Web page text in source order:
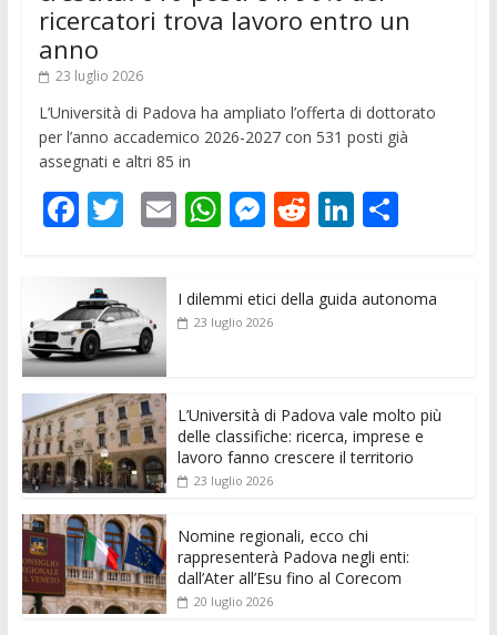
ricercatori trova lavoro entro un
anno
23 luglio 2026
L’Università di Padova ha ampliato l’offerta di dottorato
per l’anno accademico 2026-2027 con 531 posti già
assegnati e altri 85 in
F
e
b
o
o
k
T
itt
er
E
ai
l
W
s
p
M
ss
e
er
R
di
Li
e
C
di
I dilemmi etici della guida autonoma
23 luglio 2026
L’Università di Padova vale molto più
delle classifiche: ricerca, imprese e
lavoro fanno crescere il territorio
23 luglio 2026
Nomine regionali, ecco chi
rappresenterà Padova negli enti:
dall’Ater all’Esu fino al Corecom
20 luglio 2026